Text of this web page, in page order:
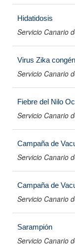
Hidatidosis
Servicio Canario
Virus Zika
Servicio Canario
Fiebre del Nilo
Servicio Canario
Campaña de
Servicio Canario
Campaña de
Servicio Canario
Sarampión
Servicio Canario